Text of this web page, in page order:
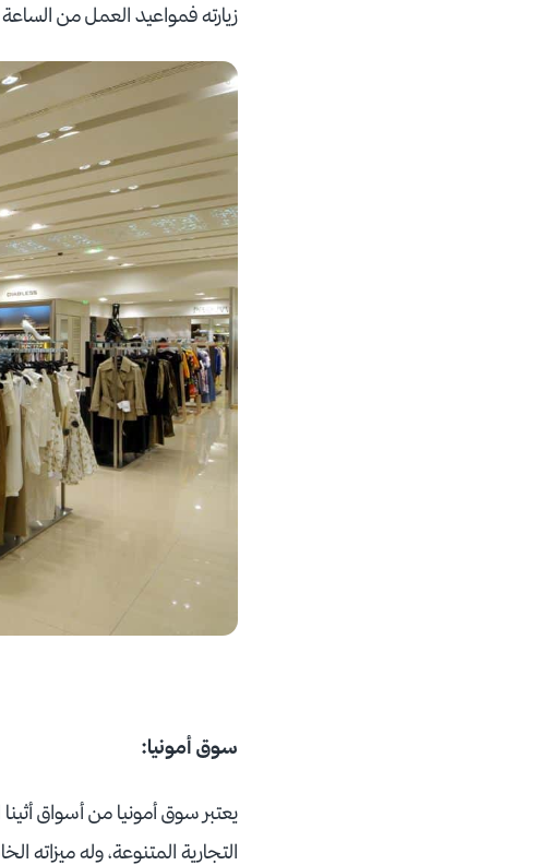
زيارته فمواعيد العمل من
سوق أمونيا:
يعتبر سوق أمونيا من أسواق
التجارية المتنوعة، وله